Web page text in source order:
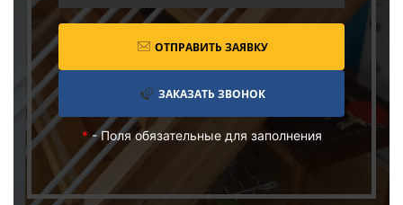
ОТПРАВИТЬ ЗАЯВКУ
ЗАКАЗАТЬ ЗВОНОК
*- Поля обязательные для заполнения